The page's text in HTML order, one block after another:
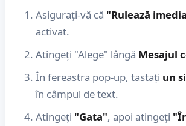
Asigurați-vă că "Rulează
activat.
Atingeți "Alege" lângă Mesajul
În fereastra pop-up, tastați un
în câmpul de text.
Atingeți "Gata", apoi atingeți